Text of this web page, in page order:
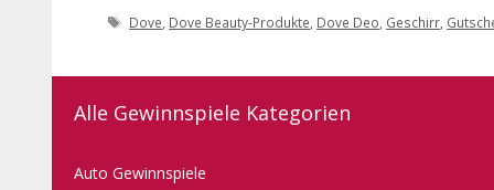
Schlagwörter
Dove Dove Beauty-Produkte Dove Deo Geschirr
Alle Gewinnspiele Kategorien
Auto Gewinnspiele